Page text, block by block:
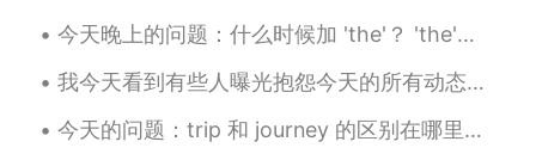
吃的东西我很愿意付很多。
我要说实话。 钱不是问题，当有很棒、
好吃的东西时，我很愿意付很多。
我的 问题是这个菜也没怎 么特别，我们
今天晚上的问题：什么时候加 'the'？ 'the'是重视什么？ The KTV 还是 KTV? 没有'the'：（说KTV这个活动） 如：KTV is something all for...
我今天看到有些人曝光抱怨今天的所有动态都是跟70周年相关的，甚至说刷屏了。 你们真的对你们国家特别骄傲，有这么多进步，发明，从贫穷的国家变成丰富的。你们不要管不懂中国人为啥这么骄傲的外国人。不懂...
今天的问题：trip 和 journey 的区别在哪里？ Trip - short journey away from home 如: have you packed for the tr...